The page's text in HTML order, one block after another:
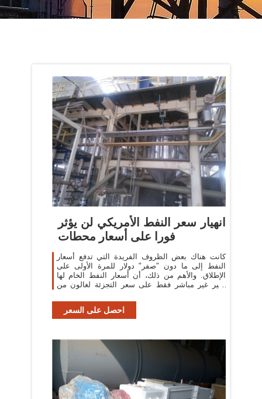
انهيار سعر النفط الأمريكي لن يؤثر
فورا على أسعار محطات
كانت هناك بعض الظروف الفريدة التي تدفع أسعار
النفط إلى ما دون "صفر" دولار للمرة الأولى على
الإطلاق. والأهم من ذلك، أن أسعار النفط الخام لها
تأثير غير مباشر فقط على سعر التجزئة لغالون من
احصل على السعر